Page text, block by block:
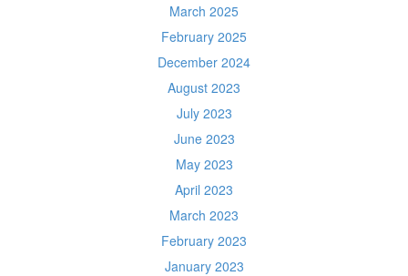
March 2025
February 2025
December 2024
August 2023
July 2023
June 2023
May 2023
April 2023
March 2023
February 2023
January 2023